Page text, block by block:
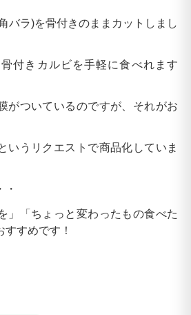
バラ)を骨付きのままカットしまし
付きカルビを手軽に食べれます
がついているのですが、それがお
いうリクエストで商品化していま
・
」「ちょっと変わったもの食べた
すめです！